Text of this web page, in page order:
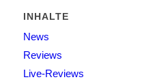
INHALTE
News
Reviews
Live-Reviews